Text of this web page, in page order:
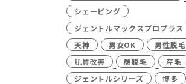
シェービング
ジェントルマックスプロプラス
天神
男女OK 男性脱毛
肌質改善
顏脱毛 産毛
ジェントルシリーズ
博多